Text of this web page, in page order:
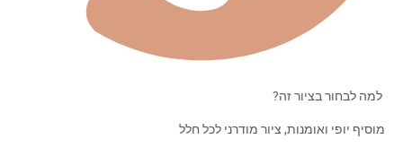
למה לבחור בציור זה?
מוסיף יופי ואומנות, ציור מודרני לכל חלל